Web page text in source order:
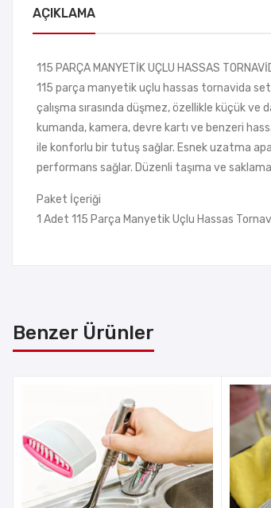
AÇIKLAMA
115 PARÇA MANYETİK UÇLU HASSAS
115 parça manyetik uçlu hassas tornavida
çalışma sırasında düşmez, özellikle küçük
kumanda, kamera, devre kartı ve benzeri
ile konforlu bir tutuş sağlar. Esnek uzatma
performans sağlar. Düzenli taşıma ve
Paket İçeriği
1 Adet 115 Parça Manyetik Uçlu Hassas
Benzer Ürünler